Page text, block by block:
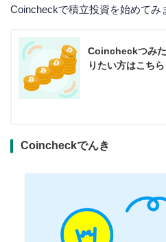
Coincheckで積立投資を始めてみ
Coincheckつみ
りたい方はこちら
Coincheckでんき